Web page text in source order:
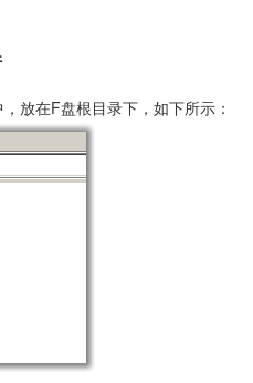
放在F盘根目录下，如下所示：